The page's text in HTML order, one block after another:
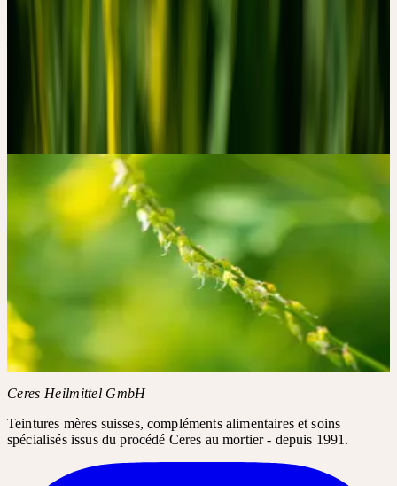
PROCÉDÉ CERES AU MORTIER
— DOUX, FROID, COMPLET.
Galerie d'images
CERES SUR
INSTAGRAM
#MELILOTUS /
#MELILOTUSOFFICINALIS
Les posts Instagram nécessitent votre consentement pour le
contenu tiers.
Charger Instagram
Ceres Heilmittel GmbH
Teintures mères suisses, compléments alimentaires et soins
spécialisés issus du procédé Ceres au mortier - depuis 1991.